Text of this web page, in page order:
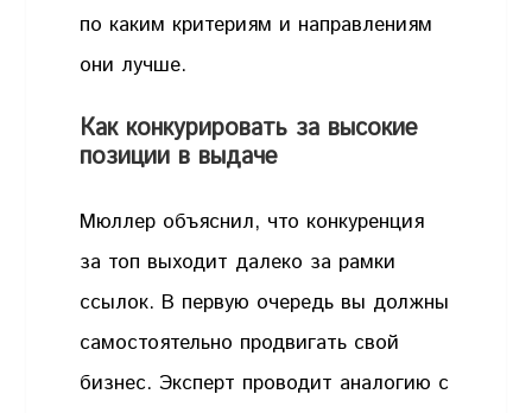
по каким критериям и направлениям
они лучше.
Как конкурировать за высокие
позиции в выдаче
Мюллер объяснил, что конкуренция
за топ выходит далеко за рамки
ссылок. В первую очередь вы должны
самостоятельно продвигать свой
бизнес. Эксперт проводит аналогию с